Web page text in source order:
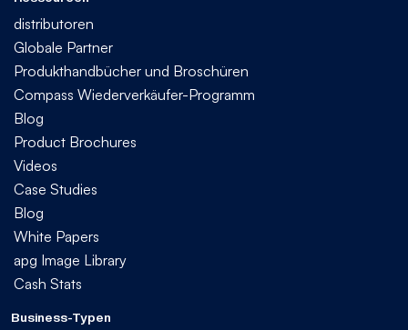
distributoren
Globale Partner
Produkthandbücher und Broschüren
Compass Wiederverkäufer-Programm
Blog
Product Brochures
Videos
Case Studies
Blog
White Papers
apg Image Library
Cash Stats
Business-Typen